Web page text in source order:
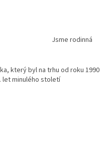
Jsme rodinná
který byl na trhu od roku 1990
let minulého století